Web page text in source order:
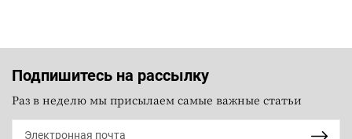
Подпишитесь на рассылку
Раз в неделю мы присылаем самые важные статьи